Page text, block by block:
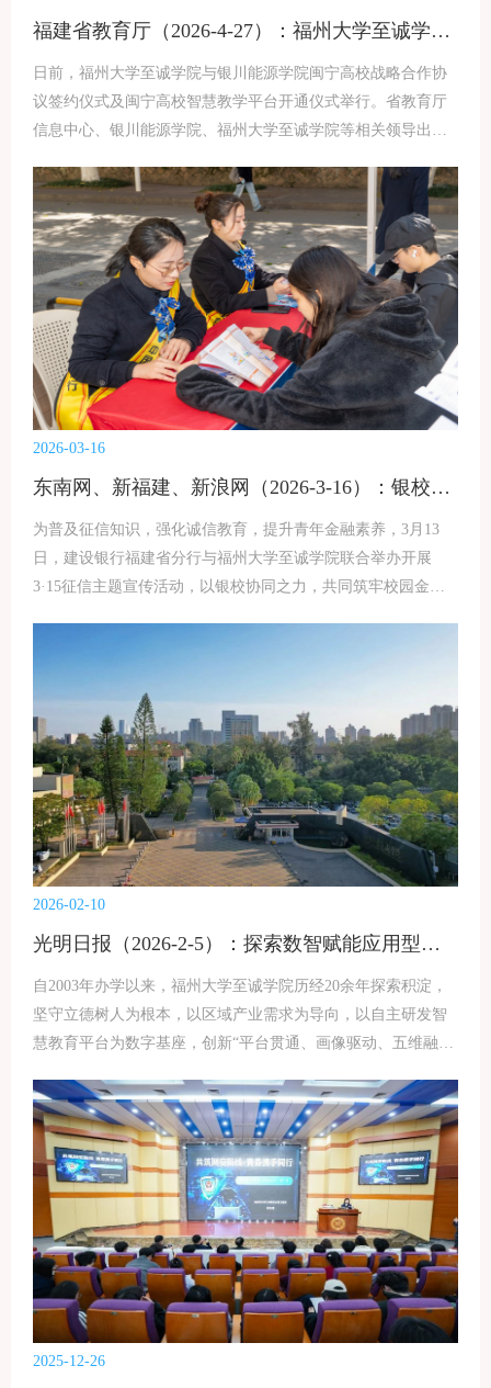
石刻文化走出山石、走进大众，团队构建了校内育人、公益传
播、校企共建三维实践场景：组建青年志愿者讲解团，在鼓山
景区开展公益讲解服务；联动福州本地文旅企业，孵化文化IP
并开发文创产品，探索可持续运营模式，实现文化价值与社会
福建省教育厅（2026-4-27）：福州大学至诚学院与银川能源学院签署战略合作协议 闽宁高校智慧教学平台正式上线
日前，福州大学至诚学院与银川能源学院闽宁高校战略合作协
议签约仪式及闽宁高校智慧教学平台开通仪式举行。省教育厅
信息中心、银川能源学院、福州大学至诚学院等相关领导出席
相关领导分别致辞，并签署战略合作协议。随后，与会领导嘉
宾共同上台启动闽宁高校智慧教学平台，标志着闽宁高校智慧
教学平台正式开通。仪式后，与会领导嘉宾实地参观了“院史馆
·阅读空间·校友之家”、子兴楼智慧教室、智能制造创新实践中
心、配电网及智能化综合实验室、智慧校园中心等，并举行福
州大学至诚学院人工智能赋能教育教学成果报告会和座谈会。
福建省教育厅：
http://jyt.fujian.gov.cn/jyyw/xx/202604/t20260427_7131470.htm
2026-03-16
东南网、新福建、新浪网（2026-3-16）：银校共筑“诚信墙” 建设银行福建省分行与福州大学至诚学院联合开展3·15征信宣传进校园活动
为普及征信知识，强化诚信教育，提升青年金融素养，3月13
日，建设银行福建省分行与福州大学至诚学院联合举办开展
3·15征信主题宣传活动，以银校协同之力，共同筑牢校园金融
知的“征信宣传知识市集”，让信用记录重要性、合规信用修复
渠道、征信权益保护等金融知识变得通俗易懂，吸引众多在校
师生纷纷打卡。值得一提的是，结合校园贷、信用卡使用、个
人信息安全等热点问题，建设银行福建省分行还组建“张富清金
融服务队”，与学生面对面交流、一对一答疑，精准开展风险提
示与知识普及。同时，通过主题短片展播等形式，以鲜活案例
增强宣教感染力，帮助学生深化认知、提升防范能力。此次银
校联合宣教活动，有效填补青年学子征信知识盲区，切实增强
园金融环境发挥积极作用。下一步，双方将以此次活动为契
机，持续深化银校合作，推动金融知识普及与诚信教育常态化
开展，共同探索协同育人新模式，助力青年成长成才。
2026-02-10
光明日报（2026-2-5）：探索数智赋能应用型工科人才培养新路径
自2003年办学以来，福州大学至诚学院历经20余年探索积淀，
坚守立德树人为根本，以区域产业需求为导向，以自主研发智
慧教育平台为数字基座，创新“平台贯通、画像驱动、五维融
走出了一条特色鲜明、成效卓著的数智赋能育人新路。三大突
破 构建育人新体系 自主智慧平台，打通数据壁垒。学院率先在
教育领域采用“容器化+微服务”技术架构，构建起具有完全自主
权的智慧教育基座平台。平台以“大集中、大整合、高共享”模
式汇聚数据，融合学生全周期学习数据、教师全流程教学数
据、企业全维度反馈数据，形成数字校园全量数据湖，成功破
解教育领域长期存在的数据孤岛难题。 三维动态画像，精准对
接需求。学院创新构建“学生能力发展轨迹画像”“教师教学科研
职业能力画像”“企业技术技能需求画像”三维动态适配体系。其
中，“企业技术技能需求画像”是人才培养目标与评价的核心标
2025-12-26